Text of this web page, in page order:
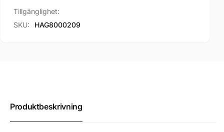
Tillgänglighet:
SKU:
HAG8000209
Produktbeskrivning